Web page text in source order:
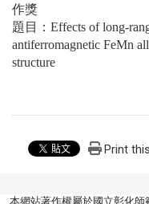
作獎
題目：Effects of long-
antiferromagnetic FeMn
structure
Print
本網站著作權屬於國立彰化